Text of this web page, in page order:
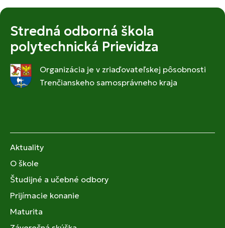
Stredná odborná škola
polytechnická Prievidza
Organizácia je v zriaďovateľskej pôsobnosti
Trenčianskeho samosprávneho kraja
Aktuality
O škole
Študijné a učebné odbory
Prijímacie konanie
Maturita